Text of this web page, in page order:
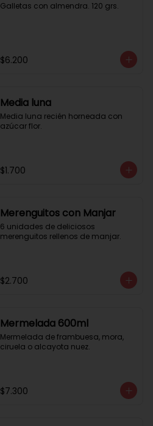
Galletas con almendra. 120 grs.
$6.200
Media luna
Media luna recién horneada con
azúcar flor.
$1.700
Merenguitos con Manjar
6 unidades de deliciosos
merenguitos rellenos de manjar.
$2.700
Mermelada 600ml
Mermelada de frambuesa, mora,
ciruela o alcayota nuez.
$7.300